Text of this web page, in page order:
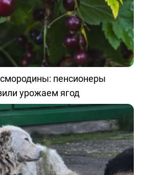
пенсионеры
урожаем ягод